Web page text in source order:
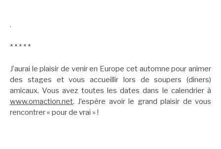
.
* * * * *
J’aurai le plaisir de venir en Europe cet automne pour animer
des stages et vous accueillir lors de soupers (diners)
amicaux. Vous avez toutes les dates dans le calendrier à
www.omaction.net. J’espère avoir le grand plaisir de vous
rencontrer « pour de vrai » !